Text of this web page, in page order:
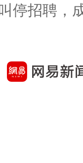
停招聘，